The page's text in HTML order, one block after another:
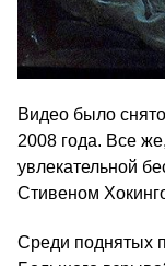
Видео было
2008 года. Все
увлекательной
Стивеном
Среди поднятых